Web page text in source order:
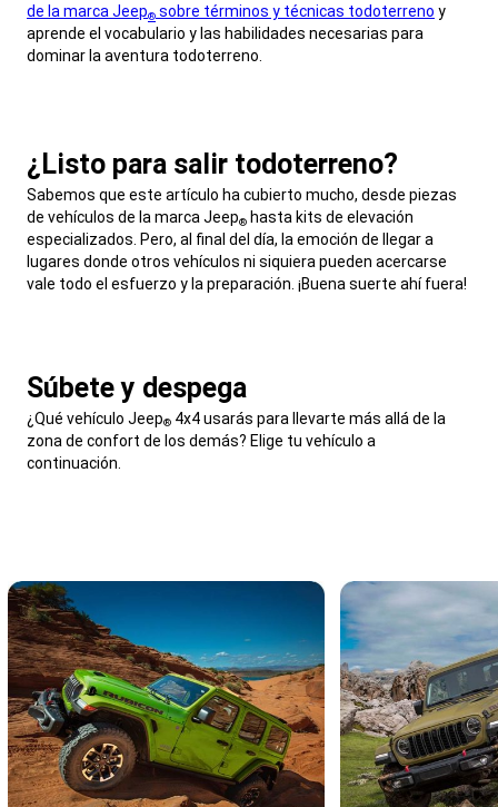
de la marca Jeep® sobre términos y técnicas todoterreno y
aprende el vocabulario y las habilidades necesarias para
dominar la aventura todoterreno.
¿Listo para salir todoterreno?
,Sabemos que este artículo ha cubierto mucho, desde piezas
de vehículos de la marca Jeep® hasta kits de elevación
especializados. Pero, al final del día, la emoción de llegar a
lugares donde otros vehículos ni siquiera pueden acercarse
vale todo el esfuerzo y la preparación. ¡Buena suerte ahí fuera!
Súbete y despega
¿Qué vehículo Jeep® 4x4 usarás para llevarte más allá de la
zona de confort de los demás? Elige tu vehículo a
continuación.